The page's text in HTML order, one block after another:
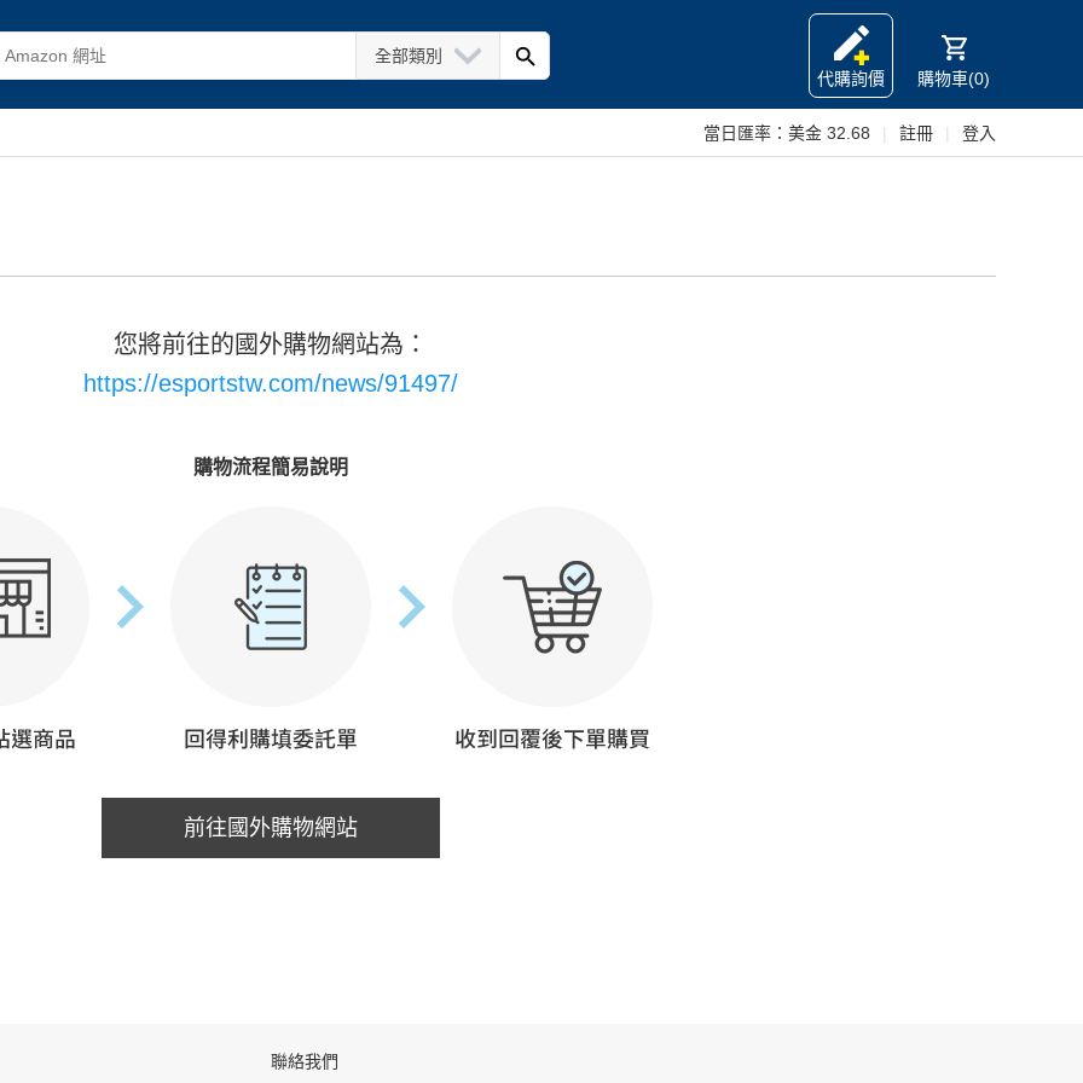
全部類別
代購詢價
購物車(0)
當日匯率： 美金 32.68 註冊 登入
您將前往的國外購物網站為：
https://esportstw.com/news/91497/
購物流程簡易說明
前往國外購物網站
聯絡我們